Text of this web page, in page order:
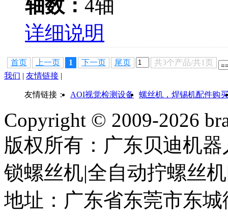
轴数： 4轴
详细说明
首页 上一页 1 下一页 尾页
共3个产品/共1页
我们 | 友情链接 |
友情链接： AOI视觉检测设备 螺丝机，焊锡机配件购买
Copyright © 2009-2026
版权所有：广东贝迪机
锁螺丝机|全自动拧螺丝
地址：广东省东莞市东